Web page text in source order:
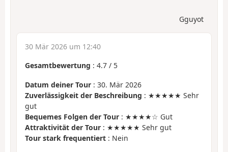
Gguyot
30 Mär 2026 um 12:40
Gesamtbewertung : 4.7 / 5
Datum deiner Tour : 30. Mär 2026
Zuverlässigkeit der Beschreibung : ★★★★★ Sehr
gut
Bequemes Folgen der Tour : ★★★★☆ Gut
Attraktivität der Tour : ★★★★★ Sehr gut
Tour stark frequentiert : Nein